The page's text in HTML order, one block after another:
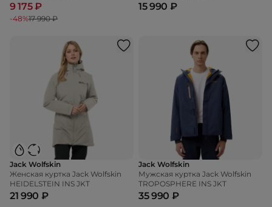
9 175 ₽
-48%17 990 ₽
15 990 ₽
Jack Wolfskin
Женская куртка Jack Wolfskin
HEIDELSTEIN INS JKT
21 990 ₽
Jack Wolfskin
Мужская куртка Jack Wolfskin
TROPOSPHERE INS JKT
35 990 ₽